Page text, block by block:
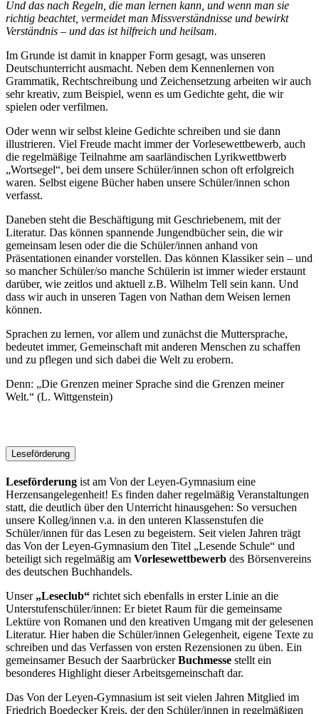
Und das nach Regeln, die man lernen kann, und wenn man sie
richtig beachtet, vermeidet man Missverständnisse und bewirkt
Verständnis – und das ist hilfreich und heilsam.
Im Grunde ist damit in knapper Form gesagt, was unseren
Deutschunterricht ausmacht. Neben dem Kennenlernen von
Grammatik, Rechtschreibung und Zeichensetzung arbeiten wir auch
sehr kreativ, zum Beispiel, wenn es um Gedichte geht, die wir
spielen oder verfilmen.
Oder wenn wir selbst kleine Gedichte schreiben und sie dann
illustrieren. Viel Freude macht immer der Vorlesewettbewerb, auch
die regelmäßige Teilnahme am saarländischen Lyrikwettbwerb
„Wortsegel“, bei dem unsere Schüler/innen schon oft erfolgreich
waren. Selbst eigene Bücher haben unsere Schüler/innen schon
verfasst.
Daneben steht die Beschäftigung mit Geschriebenem, mit der
Literatur. Das können spannende Jungendbücher sein, die wir
gemeinsam lesen oder die die Schüler/innen anhand von
Präsentationen einander vorstellen. Das können Klassiker sein – und
so mancher Schüler/so manche Schülerin ist immer wieder erstaunt
darüber, wie zeitlos und aktuell z.B. Wilhelm Tell sein kann. Und
dass wir auch in unseren Tagen von Nathan dem Weisen lernen
können.
Sprachen zu lernen, vor allem und zunächst die Muttersprache,
bedeutet immer, Gemeinschaft mit anderen Menschen zu schaffen
und zu pflegen und sich dabei die Welt zu erobern.
Denn: „Die Grenzen meiner Sprache sind die Grenzen meiner
Welt.“ (L. Wittgenstein)
Leseförderung
Leseförderung ist am Von der Leyen-Gymnasium eine
Herzensangelegenheit! Es finden daher regelmäßig Veranstaltungen
statt, die deutlich über den Unterricht hinausgehen: So versuchen
unsere Kolleg/innen v.a. in den unteren Klassenstufen die
Schüler/innen für das Lesen zu begeistern. Seit vielen Jahren trägt
das Von der Leyen-Gymnasium den Titel „Lesende Schule“ und
beteiligt sich regelmäßig am Vorlesewettbewerb des Börsenvereins
des deutschen Buchhandels.
Unser „Leseclub“ richtet sich ebenfalls in erster Linie an die
Unterstufenschüler/innen: Er bietet Raum für die gemeinsame
Lektüre von Romanen und den kreativen Umgang mit der gelesenen
Literatur. Hier haben die Schüler/innen Gelegenheit, eigene Texte zu
schreiben und das Verfassen von ersten Rezensionen zu üben. Ein
gemeinsamer Besuch der SaarbrückerBuchmesse stellt ein
besonderes Highlight dieser Arbeitsgemeinschaft dar.
Das Von der Leyen-Gymnasium ist seit vielen Jahren Mitglied im
Friedrich Boedecker Kreis, der den Schüler/innen in regelmäßigen